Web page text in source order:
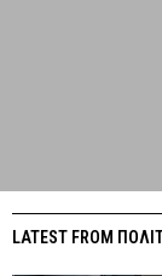
LATEST FROM